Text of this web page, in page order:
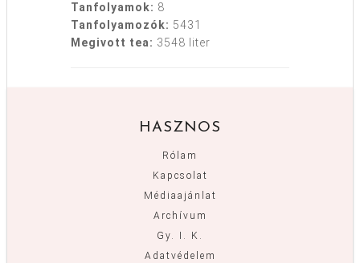
Tanfolyamok: 8
Tanfolyamozók: 5431
Megivott tea: 3548 liter
HASZNOS
Rólam
Kapcsolat
Médiaajánlat
Archívum
Gy. I. K.
Adatvédelem